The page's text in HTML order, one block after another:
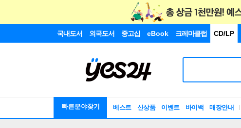
국내도서 외국도서 중고샵 eBook 크레마클럽 CD/LP
빠른분야찾기 베스트 신상품 이벤트 바이백 매장안내